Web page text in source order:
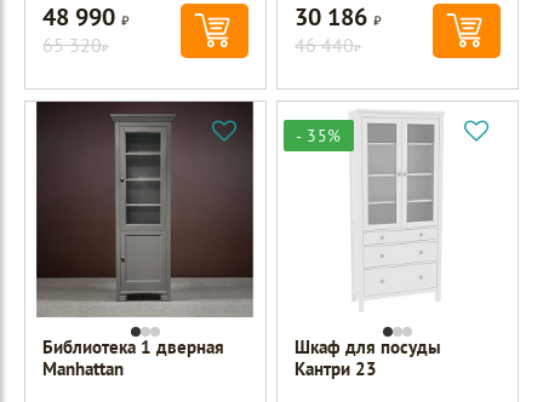
48 990Р
65 320Р
30 186Р
46 440Р
Библиотека 1 дверная
Manhattan
- 35%
Шкаф для посуды
Кантри 23